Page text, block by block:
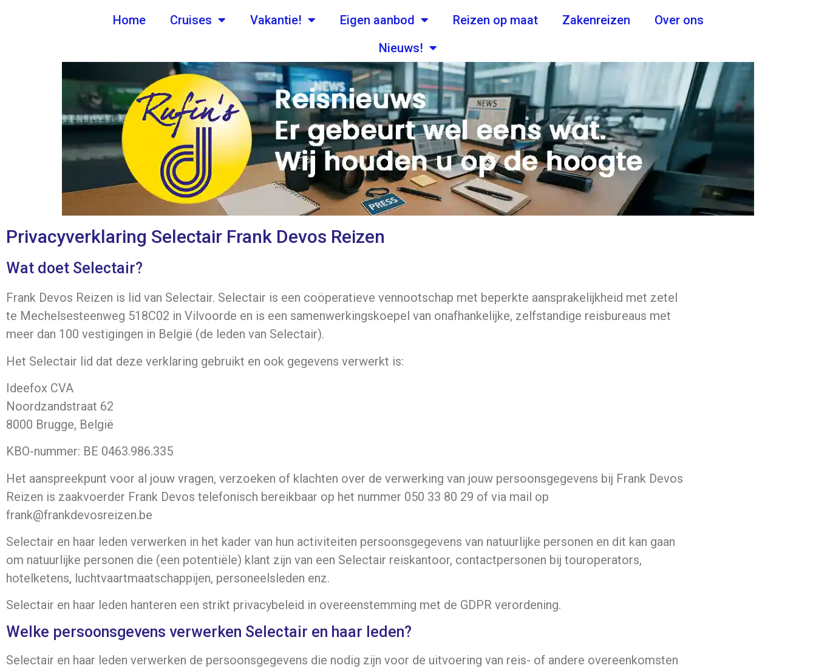
Home Cruises Vakantie! Eigen aanbod Reizen op maat Zakenreizen
Over ons
Nieuws!
Privacyverklaring Selectair Frank Devos Reizen
Wat doet Selectair?
Frank Devos Reizen is lid van Selectair. Selectair is een coöperatieve vennootschap met beperkte aansprakelijkheid met zetel
te Mechelsesteenweg 518C02 in Vilvoorde en is een samenwerkingskoepel van onafhankelijke, zelfstandige reisbureaus met
meer dan 100 vestigingen in België (de leden van Selectair).
Het Selectair lid dat deze verklaring gebruikt en ook gegevens verwerkt is:
Ideefox CVA
Noordzandstraat 62
8000 Brugge, België
KBO-nummer: BE 0463.986.335
Het aanspreekpunt voor al jouw vragen, verzoeken of klachten over de verwerking van jouw persoonsgegevens bij Frank Devos
Reizen is zaakvoerder Frank Devos telefonisch bereikbaar op het nummer 050 33 80 29 of via mail op
frank@frankdevosreizen.be
Selectair en haar leden verwerken in het kader van hun activiteiten persoonsgegevens van natuurlijke personen en dit kan gaan
om natuurlijke personen die (een potentiële) klant zijn van een Selectair reiskantoor, contactpersonen bij touroperators,
hotelketens, luchtvaartmaatschappijen, personeelsleden enz.
Selectair en haar leden hanteren een strikt privacybeleid in overeenstemming met de GDPR verordening.
Welke persoonsgevens verwerken Selectair en haar leden?
Selectair en haar leden verwerken de persoonsgegevens die nodig zijn voor de uitvoering van reis- of andere overeenkomsten